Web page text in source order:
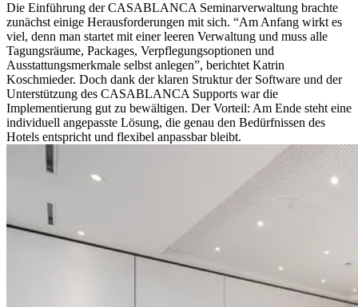
Die Einführung der CASABLANCA Seminarverwaltung brachte
zunächst einige Herausforderungen mit sich. “Am Anfang wirkt es
viel, denn man startet mit einer leeren Verwaltung und muss alle
Tagungsräume, Packages, Verpflegungsoptionen und
Ausstattungsmerkmale selbst anlegen”, berichtet Katrin
Koschmieder. Doch dank der klaren Struktur der Software und der
Unterstützung des CASABLANCA Supports war die
Implementierung gut zu bewältigen. Der Vorteil: Am Ende steht eine
individuell angepasste Lösung, die genau den Bedürfnissen des
Hotels entspricht und flexibel anpassbar bleibt.